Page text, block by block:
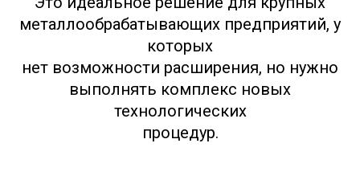
металлообрабатывающих предприятий, у
которых
нет возможности расширения, но нужно
выполнять комплекс новых
технологических
процедур.